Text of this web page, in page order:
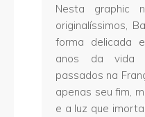
Nesta graphic
originalíssimos,
forma delicada
anos da vida
passados na
apenas seu fim,
e a luz que